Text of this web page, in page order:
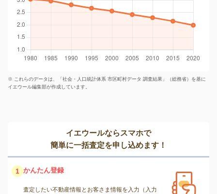
※ これらのデータは、「社会・人口統計体系 市区町村データ 調査結果」（総務省）を基に
イエウール編集部が作成しています。
イエウールならスマホで
簡単に一括査定を申し込めます！
1 かんたん登録
査定したい不動産情報とお客さま情報を入力（入力